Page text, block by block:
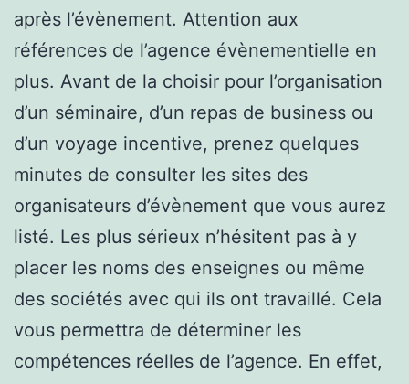
après l’évènement. Attention aux
références de l’agence évènementielle en
plus. Avant de la choisir pour l’organisation
d’un séminaire, d’un repas de business ou
d’un voyage incentive, prenez quelques
minutes de consulter les sites des
organisateurs d’évènement que vous aurez
listé. Les plus sérieux n’hésitent pas à y
placer les noms des enseignes ou même
des sociétés avec qui ils ont travaillé. Cela
vous permettra de déterminer les
compétences réelles de l’agence. En effet,